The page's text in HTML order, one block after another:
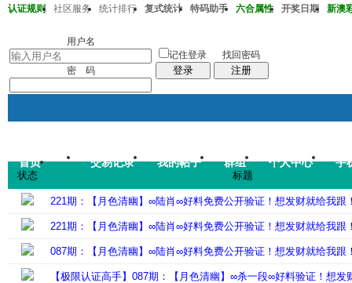
认证规则 社区服务 统计排行 复式统计 特码助手 六合属性 开奖日期
新澳
用户名
密 码
记住登录
登录
找回密码
注册
首页 交易记录 我的帖子 群组 个人中心 手
帖子
码皇总管 说：2026年7月底
状态 标题
221期：【月色清幽】∞陆肖∞好料免费公开验证！想发财就给我跟
221期：【月色清幽】∞陆肖∞好料免费公开验证！想发财就给我跟
087期：【月色清幽】∞陆肖∞好料免费公开验证！想发财就给我跟
【极限认证高手】087期：【月色清幽】∞杀一段∞好料验证！想发